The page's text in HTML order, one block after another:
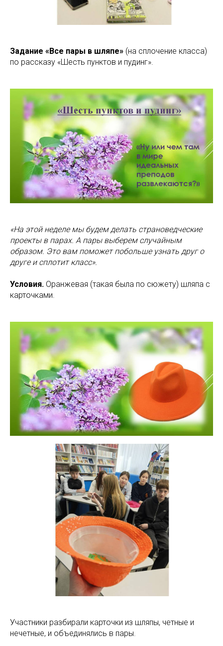
Задание «Все пары в шляпе» (на сплочение класса)
по рассказу «Шесть пунктов и пудинг».
«На этой неделе мы будем делать страноведческие
проекты в парах. А пары выберем случайным
образом. Это вам поможет побольше узнать друг о
друге и сплотит класс».
Условия. Оранжевая (такая была по сюжету) шляпа с
карточками.
Участники разбирали карточки из шляпы, четные и
нечетные, и объединялись в пары.